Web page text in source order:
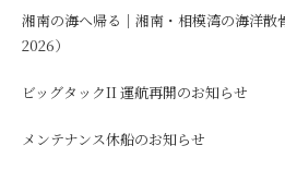
湘南の海へ帰る｜湘南・相模湾の海洋散
2026）
ビッグタックII 運航再開のお知らせ
メンテナンス休船のお知らせ